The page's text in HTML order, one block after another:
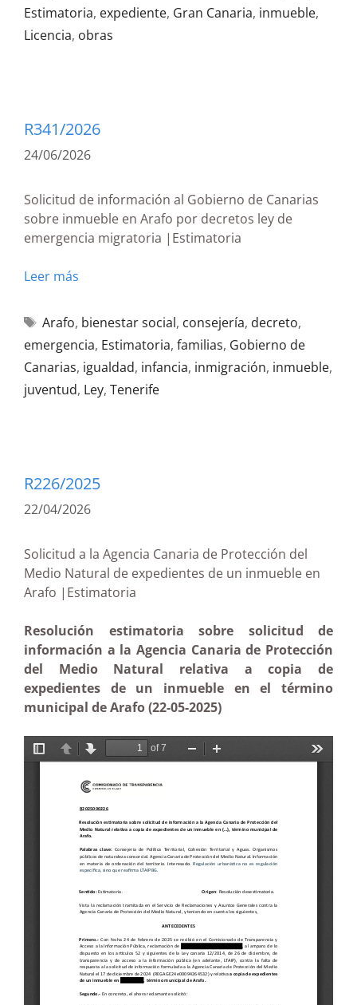
Estimatoria, expediente, Gran Canaria, inmueble,
Licencia, obras
R341/2026
24/06/2026
Solicitud de información al Gobierno de Canarias
sobre inmueble en Arafo por decretos ley de
emergencia migratoria |Estimatoria
Leer más
Arafo, bienestar social, consejería, decreto,
emergencia, Estimatoria, familias, Gobierno de
Canarias, igualdad, infancia, inmigración, inmueble,
juventud, Ley, Tenerife
R226/2025
22/04/2026
Solicitud a la Agencia Canaria de Protección del
Medio Natural de expedientes de un inmueble en
Arafo |Estimatoria
Resolución estimatoria sobre solicitud de
información a la Agencia Canaria de Protección
del Medio Natural relativa a copia de
expedientes de un inmueble en el término
municipal de Arafo (22-05-2025)